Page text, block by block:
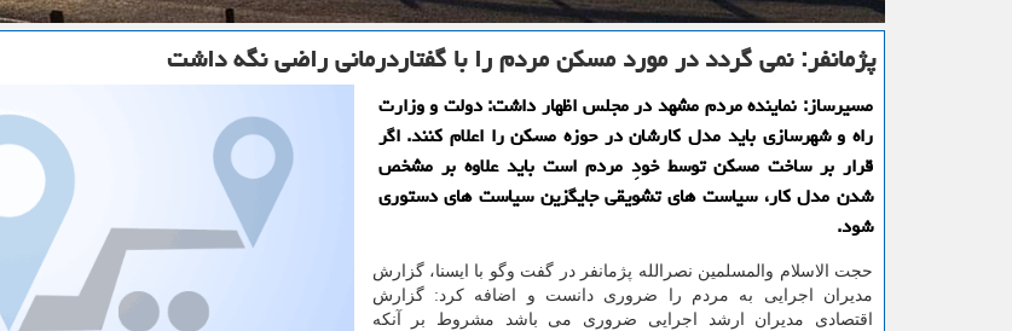
پژمانفر: نمی گردد در مورد مسكن مردم را با گفتاردرمانی راضی نگه داشت
مسیرساز: نماینده مردم مشهد در مجلس اظهار داشت: دولت و وزارت
راه و شهرسازی باید مدل كارشان در حوزه مسكن را اعلام كنند. اگر
قرار بر ساخت مسكن توسط خودِ مردم است باید علاوه بر مشخص
شدن مدل كار، سیاست های تشویقی جایگزین سیاست های دستوری
شود.
حجت الاسلام والمسلمین نصرالله پژمانفر در گفت وگو با ایسنا، گزارش
مدیران اجرایی به مردم را ضروری دانست و اضافه كرد: گزارش
اقتصادی مدیران ارشد اجرایی ضروری می باشد مشروط بر آنكه